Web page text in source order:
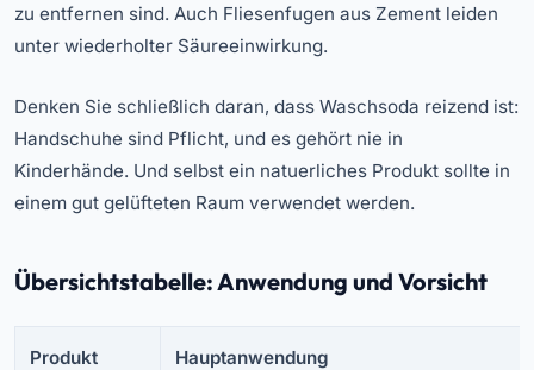
zu entfernen sind. Auch Fliesenfugen aus Zement leiden
unter wiederholter Säureeinwirkung.
Denken Sie schließlich daran, dass Waschsoda reizend ist:
Handschuhe sind Pflicht, und es gehört nie in
Kinderhände. Und selbst ein natuerliches Produkt sollte in
einem gut gelüfteten Raum verwendet werden.
Übersichtstabelle: Anwendung und Vorsicht
Produkt Hauptanwendung